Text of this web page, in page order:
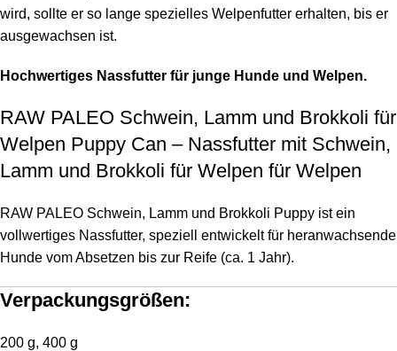
wird, sollte er so lange spezielles Welpenfutter erhalten, bis er
ausgewachsen ist.
Hochwertiges Nassfutter für junge Hunde und Welpen.
RAW PALEO Schwein, Lamm und Brokkoli für
Welpen Puppy Can – Nassfutter mit Schwein,
Lamm und Brokkoli für Welpen für Welpen
RAW PALEO Schwein, Lamm und Brokkoli Puppy ist ein
vollwertiges Nassfutter, speziell entwickelt für heranwachsende
Hunde vom Absetzen bis zur Reife (ca. 1 Jahr).
Verpackungsgrößen:
200 g, 400 g